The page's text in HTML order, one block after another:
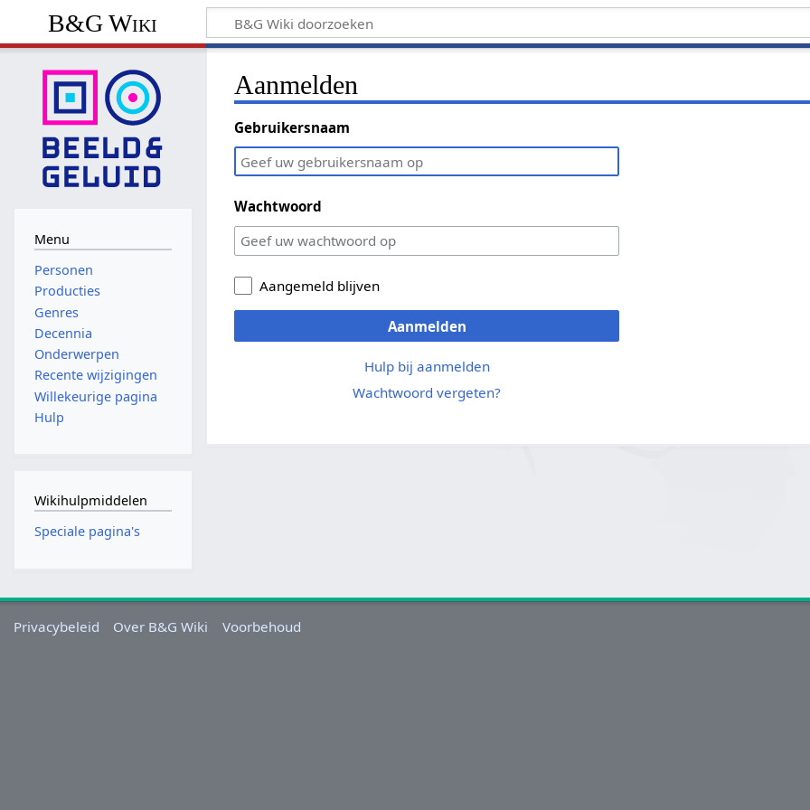
B&G Wiki
Aanmelden
Gebruikersnaam
Wachtwoord
Aangemeld blijven
Aanmelden
Hulp bij aanmelden
Wachtwoord vergeten?
Menu
Personen
Producties
Genres
Decennia
Onderwerpen
Recente wijzigingen
Willekeurige pagina
Hulp
Wikihulpmiddelen
Speciale pagina's
Privacybeleid Over B&G Wiki Voorbehoud